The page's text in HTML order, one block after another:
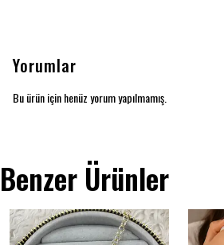
Yorumlar
Bu ürün için henüz yorum yapılmamış.
Benzer Ürünler